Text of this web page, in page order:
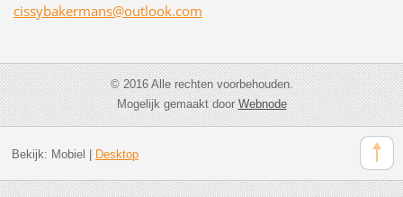
cissybakermans@outlook.com
© 2016 Alle rechten voorbehouden.
Mogelijk gemaakt doorWebnode
Bekijk: Mobiel Desktop